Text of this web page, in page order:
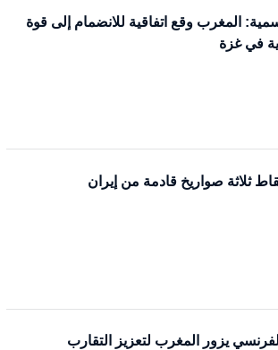
المغرب وقع اتفاقية للانضمام إلى قوة
في غزة
ثلاثة صواريخ قادمة من إيران
يزور المغرب لتعزيز التقارب